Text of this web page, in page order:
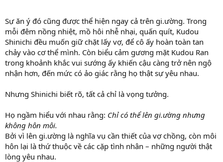
Sự ăn ý đó cũng được thể hiện ngay cả trên gi.ường. Trong
mỗi đêm nồng nhiệt, mồ hôi nhễ nhại, quấn quít, Kudou
Shinichi đều muốn giữ chặt lấy vợ, để cô ấy hoàn toàn tan
chảy vào cơ thể mình. Còn biểu cảm gương mặt Kudou Ran
trong khoảnh khắc vui sướng ấy khiến cậu càng trở nên ngộ
nhận hơn, đến mức có ảo giác rằng họ thật sự yêu nhau.
Nhưng Shinichi biết rõ, tất cả chỉ là vọng tưởng.
Họ ngầm hiểu với nhau rằng: Chỉ có thể lên gi.ường nhưng
không hôn môi.
Bởi vì lên gi.ường là nghĩa vụ cần thiết của vợ chồng, còn môi
hôn lại là thứ thuộc về các cặp tình nhân – những người thật
lòng yêu nhau.